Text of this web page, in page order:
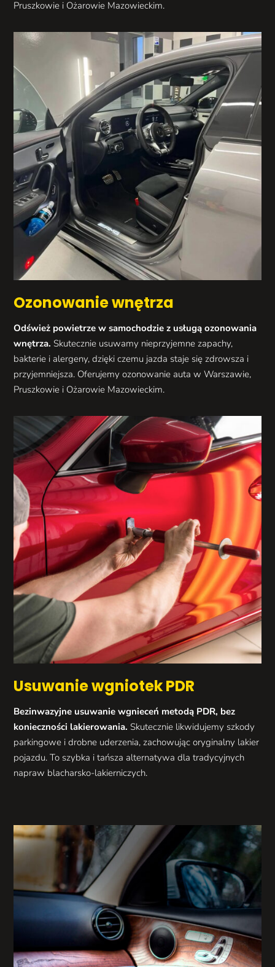
Pruszkowie i Ożarowie Mazowieckim.
Ozonowanie wnętrza
Odśwież powietrze w samochodzie z usługą ozonowania
wnętrza. Skutecznie usuwamy nieprzyjemne zapachy,
bakterie i alergeny, dzięki czemu jazda staje się zdrowsza i
przyjemniejsza. Oferujemy ozonowanie auta w Warszawie,
Pruszkowie i Ożarowie Mazowieckim.
Usuwanie wgniotek PDR
Bezinwazyjne usuwanie wgnieceń metodą PDR, bez
konieczności lakierowania. Skutecznie likwidujemy szkody
parkingowe i drobne uderzenia, zachowując oryginalny lakier
pojazdu. To szybka i tańsza alternatywa dla tradycyjnych
napraw blacharsko-lakierniczych.